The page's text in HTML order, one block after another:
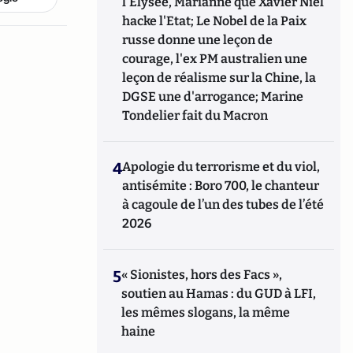
hacke l'Etat; Le Nobel de la Paix
russe donne une leçon de
courage, l'ex PM australien une
leçon de réalisme sur la Chine, la
DGSE une d'arrogance; Marine
Tondelier fait du Macron
4Apologie du terrorisme et du viol,
antisémite : Boro 700, le chanteur
à cagoule de l’un des tubes de l’été
2026
5« Sionistes, hors des Facs »,
soutien au Hamas : du GUD à LFI,
les mêmes slogans, la même
haine